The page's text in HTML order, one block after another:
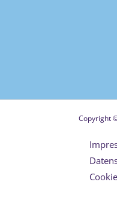
Copyright